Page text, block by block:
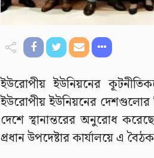
ইউরোপীয় ইউনিয়নের
ইউরোপীয় ইউনিয়নের দেশগুলোর
দেশে স্থানান্তরের অনুরোধ
প্রধান উপদেষ্টার কার্যালয়ে এ